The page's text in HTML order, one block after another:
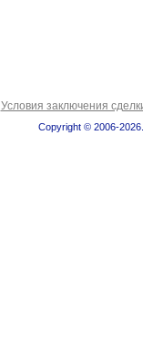
Условия заключения
Copyright © 2006-